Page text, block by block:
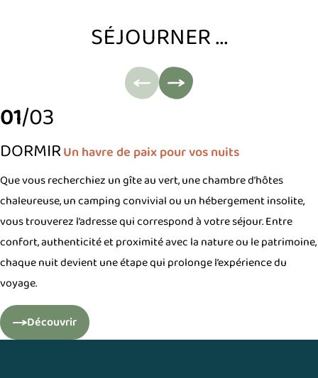
SÉJOURNER ...
01/03
DORMIRUn havre de paix pour vos nuits
Que vous recherchiez un gîte au vert, une chambre d’hôtes
chaleureuse, un camping convivial ou un hébergement insolite,
vous trouverez l’adresse qui correspond à votre séjour. Entre
confort, authenticité et proximité avec la nature ou le patrimoine,
chaque nuit devient une étape qui prolonge l’expérience du
voyage.
Découvrir
Dormir